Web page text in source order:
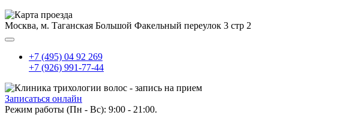
Москва, м. Таганская Большой Факельный переулок 3 стр 2
+7 (495) 04 92 269
+7 (926) 991-77-44
Записаться онлайн
Режим работы (Пн - Вс): 9:00 - 21:00.